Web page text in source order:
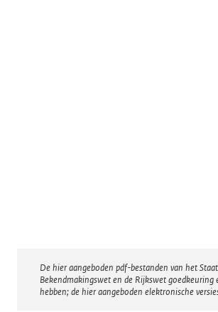
Disclaimer
De hier aangeboden pdf-bestanden van het
Bekendmakingswet en de Rijkswet
hebben; de hier aangeboden elektronische